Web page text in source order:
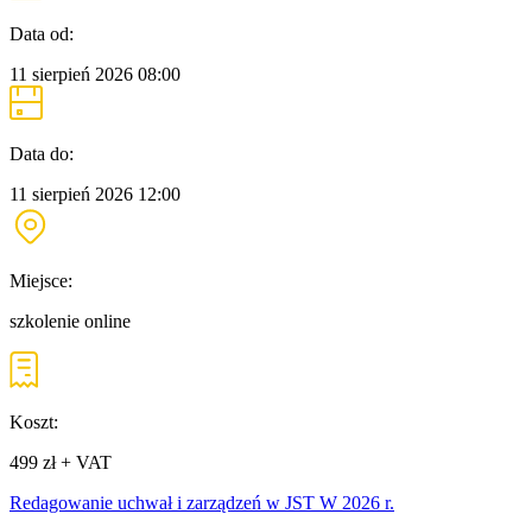
Data od:
11 sierpień 2026 08:00
Data do:
11 sierpień 2026 12:00
Miejsce:
szkolenie online
Koszt:
499 zł + VAT
Redagowanie uchwał i zarządzeń w JST W 2026 r.